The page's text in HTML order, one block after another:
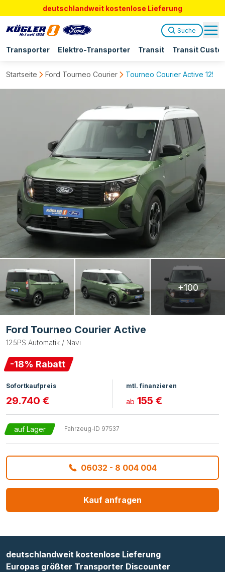
deutschlandweit kostenlose Lieferung
Transporter Elektro-Transporter Transit Transit
Suche
Startseite Ford Tourneo Courier Tourneo Courier Active
+100
Ford Tourneo Courier Active
125PS Automatik / Navi
-18% Rabatt
Sofortkaufpreis
29.740 €
mtl. finanzieren
ab 155 €
auf Lager Fahrzeug-ID 97537
06032 - 8 004 004
Kauf anfragen
deutschlandweit kostenlose Lieferung
Europas größter Transporter Discounter